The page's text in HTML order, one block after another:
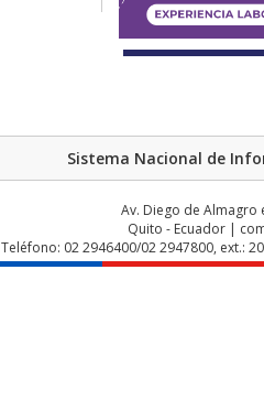
Sistema Nacional de
Av. Diego de Almagro
Quito - Ecuador |
Teléfono: 02 2946400/02 2947800, ext.: